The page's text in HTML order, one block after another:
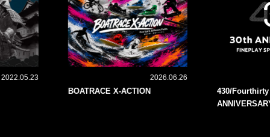
2022.05.23 2026.06.26
BOATRACE X-ACTION
430/